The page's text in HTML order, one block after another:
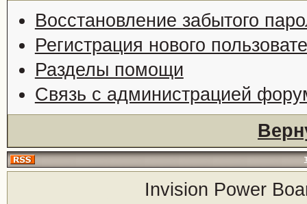
Восстановление забытого
Регистрация нового
Разделы помощи
Связь с администрацией
Invision Power